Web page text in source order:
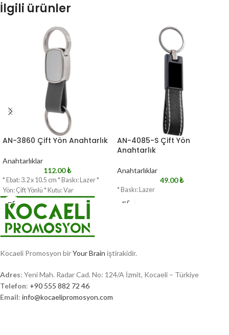
İlgili ürünler
AN-3860 Çift Yön Anahtarlık
Anahtarlıklar
112.00₺
* Ebat: 3.2 x 10.5 cm * Baskı: Lazer *
Yön: Çift Yönlü * Kutu: Var
AN-4085-S Çift Yön
Anahtarlık
Anahtarlıklar
49.00₺
* Baskı: Lazer
Kocaeli Promosyon birYour Brain iştirakidir.
Adres: Yeni Mah. Radar Cad. No: 124/A İzmit, Kocaeli – Türkiye
Telefon: +90 555 882 72 46
Email: info@kocaelipromosyon.com